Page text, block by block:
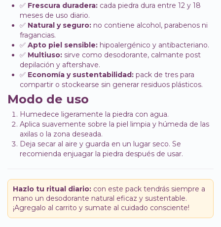
✅ Frescura duradera: cada piedra dura entre 12 y 18
meses de uso diario.
✅ Natural y seguro: no contiene alcohol, parabenos ni
fragancias.
✅ Apto piel sensible: hipoalergénico y antibacteriano.
✅ Multiuso: sirve como desodorante, calmante post
depilación y aftershave.
✅ Economía y sustentabilidad: pack de tres para
compartir o stockearse sin generar residuos plásticos.
Modo de uso
Humedece ligeramente la piedra con agua.
Aplica suavemente sobre la piel limpia y húmeda de las
axilas o la zona deseada.
Deja secar al aire y guarda en un lugar seco. Se
recomienda enjuagar la piedra después de usar.
Hazlo tu ritual diario: con este pack tendrás siempre a
mano un desodorante natural eficaz y sustentable.
¡Agregalo al carrito y sumate al cuidado consciente!